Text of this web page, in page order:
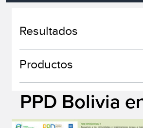
Resultados
Productos
PPD Bolivia